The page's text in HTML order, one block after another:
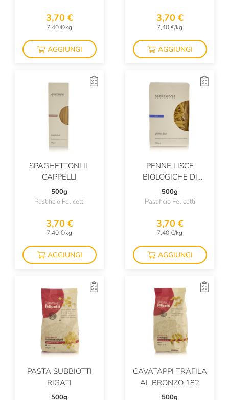
3,70 €
7,40 €/kg
AGGIUNGI
3,70 €
7,40 €/kg
AGGIUNGI
SPAGHETTONI IL
CAPPELLI
500g
Pastificio Felicetti
3,70 €
7,40 €/kg
AGGIUNGI
PENNE LISCE
BIOLOGICHE DI
SEMOLE DI GRANO
DURO
500g
Pastificio Felicetti
3,70 €
7,40 €/kg
AGGIUNGI
PASTA SUBBIOTTI
RIGATI
500g
CAVATAPPI TRAFILA
AL BRONZO 182
500g